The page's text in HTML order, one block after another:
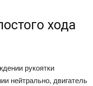
хода
рукоятки
нейтрально, двигатель